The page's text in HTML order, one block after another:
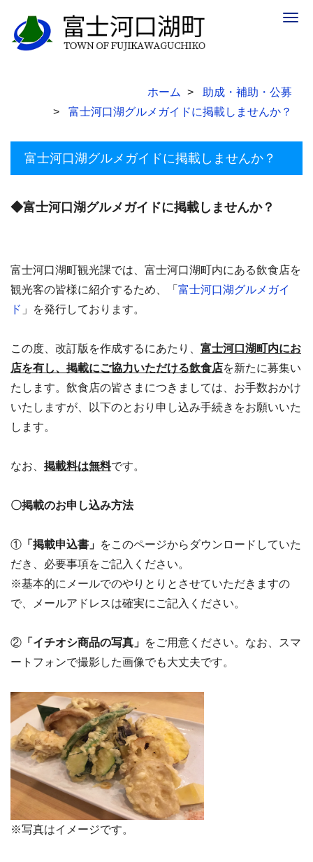
ホーム
助成・補助・公募
富士河口湖グルメガイドに掲載しませんか？
富士河口湖グルメガイドに掲載しませんか？
◆富士河口湖グルメガイドに掲載しませんか？
富士河口湖町観光課では、富士河口湖町内にある飲食店を
観光客の皆様に紹介するため、「 富士河口湖グルメガイ
ド 」を発行しております。
この度、改訂版を作成するにあたり、 富士河口湖町内にお
店を有し、掲載にご協力いただける飲食店を新たに募集い
たします。飲食店の皆さまにつきましては、お手数おかけ
いたしますが、以下のとおり申し込み手続きをお願いいた
します。
なお、 掲載料は無料です。
〇掲載のお申し込み方法
① 「掲載申込書」 をこのページからダウンロードしていた
だき、必要事項をご記入ください。
※基本的にメールでのやりとりとさせていただきますの
で、メールアドレスは確実にご記入ください。
② 「イチオシ商品の写真」 をご用意ください。なお、スマ
ートフォンで撮影した画像でも大丈夫です。
※写真はイメージです。